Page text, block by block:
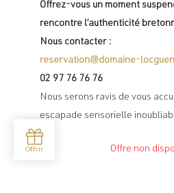
Offrez-vous un moment
rencontre l’authenticité
Nous contacter :
reservation@domaine-
02 97 76 76 76
Nous serons ravis de vous
escapade sensorielle
Offre non